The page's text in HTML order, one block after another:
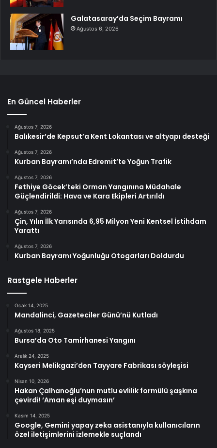
Galatasaray’da Seçim Bayramı
Ağustos 6, 2026
En Güncel Haberler
Ağustos 7, 2026
Balıkesir’de Kepsut’a Kent Lokantası ve altyapı desteği
Ağustos 7, 2026
Kurban Bayramı’nda Edremit’te Yoğun Trafik
Ağustos 7, 2026
Fethiye Göcek’teki Orman Yangınına Müdahale
Güçlendirildi: Hava ve Kara Ekipleri Artırıldı
Ağustos 7, 2026
Çin, Yılın İlk Yarısında 6,95 Milyon Yeni Kentsel İstihdam
Yarattı
Ağustos 7, 2026
Kurban Bayramı Yoğunluğu Otogarları Doldurdu
Rastgele Haberler
Ocak 14, 2025
Mandalinci, Gazeteciler Günü’nü Kutladı
Ağustos 18, 2025
Bursa’da Oto Tamirhanesi Yangını
Aralık 24, 2025
Kayseri Melikgazi’den Tayyare Fabrikası söyleşisi
Nisan 10, 2026
Hakan Çalhanoğlu’nun mutlu evlilik formülü şaşkına
çevirdi! ‘Aman eşi duymasın’
Kasım 14, 2025
Google, Gemini yapay zeka asistanıyla kullanıcıların
özel iletişimlerini izlemekle suçlandı